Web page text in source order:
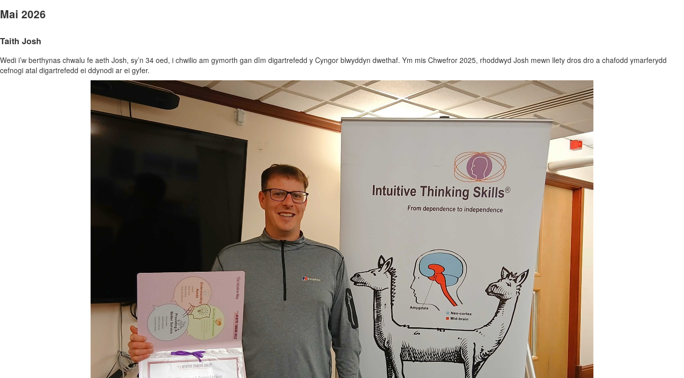
Mai 2026
Taith Josh
Wedi i’w berthynas chwalu fe aeth Josh, sy’n 34 oed, i chwilio am gymorth gan dîm digartrefedd y Cyngor blwyddyn dwethaf. Ym mis Chwefror 2025, rhoddwyd Josh mewn llety dros dro a chafodd ymarferydd
cefnogi atal digartrefedd ei ddynodi ar ei gyfer.